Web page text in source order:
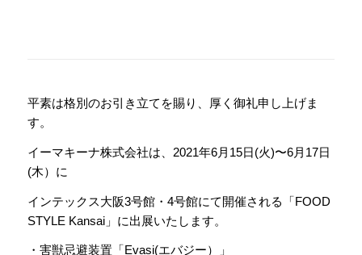
平素は格別のお引き立てを賜り、厚く御礼申し上げま
す。
イーマキーナ株式会社は、2021年6月15日(火)〜6月17日
(木）に
インテックス大阪3号館・4号館にて開催される「FOOD
STYLE Kansai」に出展いたします。
・害獣忌避装置「Evasi(エバジー）」